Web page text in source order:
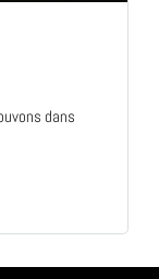
dans